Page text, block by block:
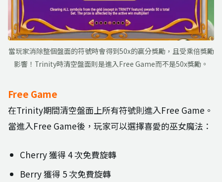
當玩家消除整個盤面的符號時會得到50x的贏分獎勵，且受乘倍獎勵
影響！Trinity時清空盤面則是進入Free Game而不是50x獎勵。
Free Game
在Trinity期間清空盤面上所有符號則進入Free Game。
當進入Free Game後，玩家可以選擇喜愛的巫女魔法：
Cherry 獲得 4 次免費旋轉
Berry 獲得 5 次免費旋轉